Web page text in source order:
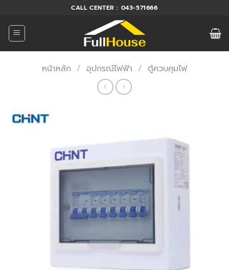
ยัง
เนื้อหา
CALL CENTER : 043-571666
หน้าหลัก / อุปกรณ์ไฟฟ้า / ตู้ควบคุมไฟ